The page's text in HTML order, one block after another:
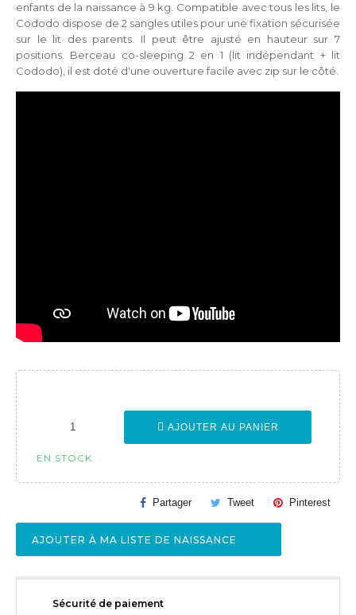
enfants de la naissance à 9 kg. Compatible avec tous les lits, le
Cododo dispose de 2 sangles utiles pour une fixation sécurisée
sur le lit des parents. Il peut être ajusté en hauteur sur 7
positions. Berceau co-sleeping 2 en 1 (lit indépendant + lit
Cododo), il est doté d'une ouverture facile avec zip sur le côté.
AJOUTER AU PANIER
EN STOCK
Partager Tweet Pinterest
AJOUTER À MA LISTE DE NAISSANCE
Sécurité de paiement